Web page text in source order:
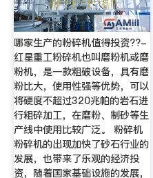
哪家生产的粉碎机值得投资??-
红星重工粉碎机也叫磨粉机或磨
粉机，是一款粗破设备，具有磨
粉比大，使用性强等优势，可以
将硬度不超过320兆帕的岩石进
行粗碎加工，在磨粉、制砂等生
产线中使用比较广泛。 粉碎机
粉碎机的出现加快了砂石行业的
发展，也带来了乐观的经济投
资，随着国家基础设施的发展，